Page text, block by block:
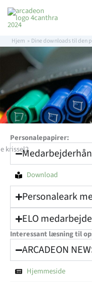
indhold
indholdet
Hjem Dine downloads til den
Personalepapirer:
Download
Personaleark
ELO
Interessant læsning til
ARCADEON
Hjemmeside